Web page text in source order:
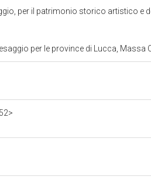
artistico e demoetnoantropologico di Pisa,
per le province di Lucca, Massa